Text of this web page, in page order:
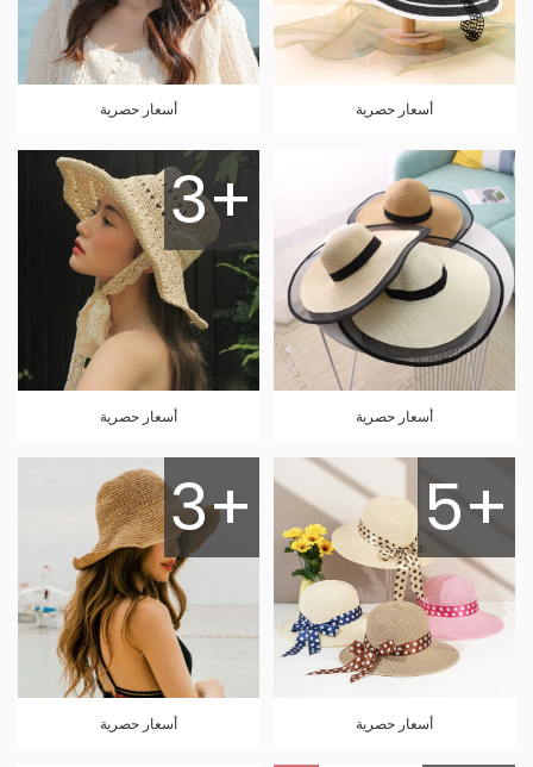
أسعار حصرية أسعار حصرية
أسعار حصرية
3+
أسعار حصرية
5+
أسعار حصرية
3+
أسعار حصرية